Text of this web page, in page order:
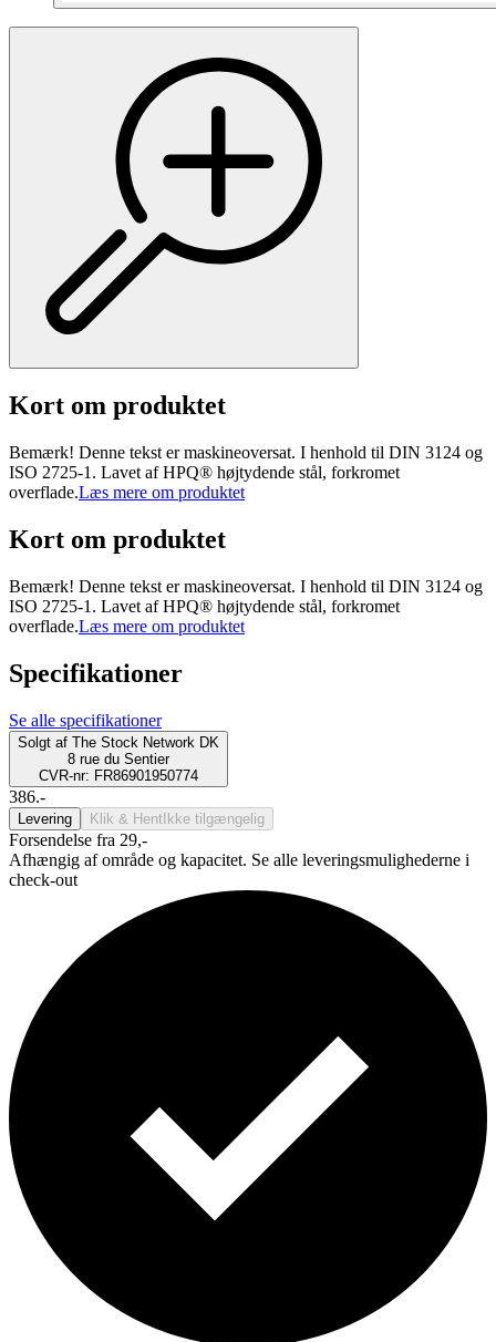
Kort om produktet
Bemærk! Denne tekst er maskineoversat. I henhold til DIN 3124 og
ISO 2725-1. Lavet af HPQ® højtydende stål, forkromet
overflade.Læs mere om produktet
Kort om produktet
Bemærk! Denne tekst er maskineoversat. I henhold til DIN 3124 og
ISO 2725-1. Lavet af HPQ® højtydende stål, forkromet
overflade.Læs mere om produktet
Specifikationer
Se alle specifikationer
Solgt af The Stock Network DK
8 rue du Sentier
CVR-nr: FR86901950774
386.-
Levering Klik & Hent Ikke tilgængelig
Forsendelse fra 29,-
Afhængig af område og kapacitet. Se alle leveringsmulighederne i
check-out